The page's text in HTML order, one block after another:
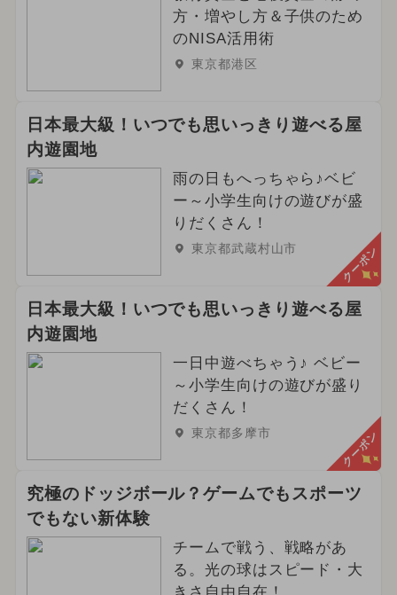
方・増やし方＆子供のため
のNISA活用術
東京都港区
日本最大級！いつでも思いっきり遊べる屋
内遊園地
雨の日もへっちゃら♪ベビ
ー～小学生向けの遊びが盛
りだくさん！
東京都武蔵村山市 クーポン
日本最大級！いつでも思いっきり遊べる屋
内遊園地
一日中遊べちゃう♪ ベビー
～小学生向けの遊びが盛り
だくさん！
東京都多摩市 クーポン
究極のドッジボール？ゲームでもスポーツ
でもない新体験
チームで戦う、戦略があ
る。光の球はスピード・大